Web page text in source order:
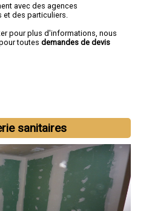
avec des agences
des particuliers.
pour plus d'informations, nous
toutes demandes de devis
villes suivantes :Chalon-sur-
les-Mines,
,Gueugnon,Charnay-lès-Mâcons
sanitaires